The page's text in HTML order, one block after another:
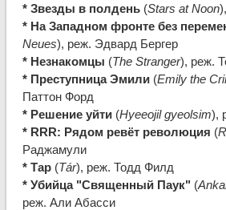
* Звезды в полдень(Stars at Noon
* На Западном фронте без
Neues), реж. Эдвард Бергер
* Незнакомцы (The Stranger), реж.
* Преступница Эмили(Emily the
Паттон Форд
* Решение уйти(Hyeeojil gyeolsim),
* RRR: Рядом ревёт революция (
Раджамули
* Тар(Tár), реж. Тодд Филд
* Убийца "Священный Паук" (
реж. Али Абасси